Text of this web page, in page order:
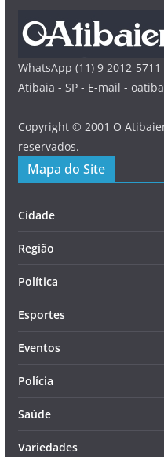
WhatsApp (11) 9 2012-5711
Atibaia - SP - E-mail -
Copyright © 2001 O
reservados.
Mapa do Site
Cidade
Região
Política
Esportes
Eventos
Polícia
Saúde
Variedades